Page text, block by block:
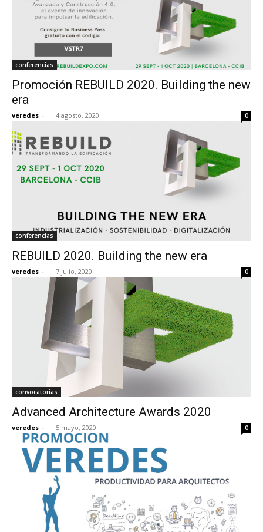
conferencias
Promoción REBUILD 2020. Building the new
era
veredes - 4 agosto, 2020 0
conferencias
REBUILD 2020. Building the new era
veredes - 7 julio, 2020 0
convocatorias
Advanced Architecture Awards 2020
veredes - 5 mayo, 2020 0